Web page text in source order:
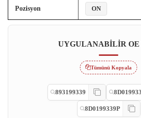
Pozisyon ON
UYGULANABILIR OE
Tümünü Kopyala
893199339
8D0199339P